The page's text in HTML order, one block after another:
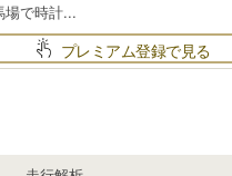
場で時計...
プレミアム登録で見る